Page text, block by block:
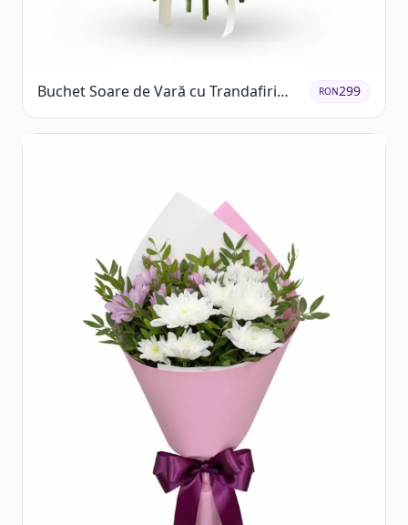
Buchet Soare de Vară cu Trandafiri
Galbeni și Crizanteme Albe
RON299